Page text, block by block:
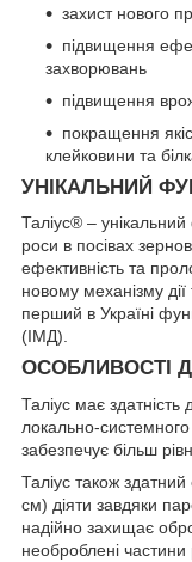
захист нового
підвищення
захворювань
підвищення
покращення
клейковини та
УНІКАЛЬНИЙ
Таліус® –
роси в посівах
ефективність та
новому механізму
перший в Україні
(ІМД).
ОСОБЛИВОСТІ ДІЇ
Таліус має
локально-
забезпечує більш
Таліус також
см) діяти завдяки
надійно захищає
необроблені